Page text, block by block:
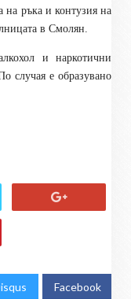
на ръка и контузия на
в Смолян.
и наркотични
случая е образувано
Facebook